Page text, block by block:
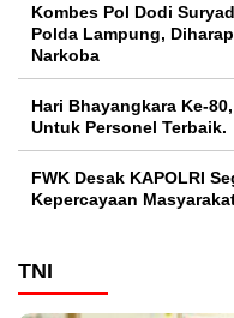
Kombes Pol Dodi
Polda Lampung,
Narkoba
Hari Bhayangkara Ke-
Untuk Personel Terbaik.
FWK Desak KAPOLRI
Kepercayaan
TNI